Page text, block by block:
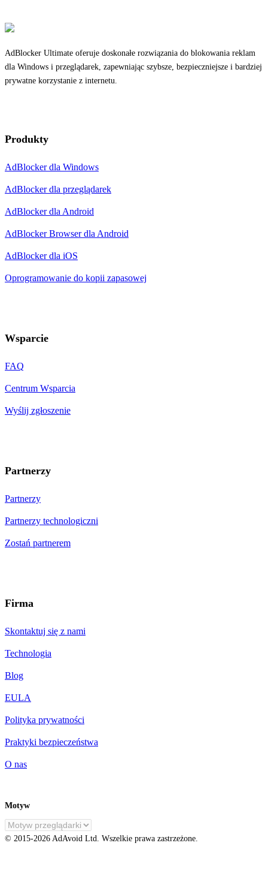
AdBlocker Ultimate oferuje doskonałe rozwiązania do blokowania reklam
dla Windows i przeglądarek, zapewniając szybsze, bezpieczniejsze i bardziej
prywatne korzystanie z internetu.
Produkty
AdBlocker dla Windows
AdBlocker dla przeglądarek
AdBlocker dla Android
AdBlocker Browser dla Android
AdBlocker dla iOS
Oprogramowanie do kopii zapasowej
Wsparcie
FAQ
Centrum Wsparcia
Wyślij zgłoszenie
Partnerzy
Partnerzy
Partnerzy technologiczni
Zostań partnerem
Firma
Skontaktuj się z nami
Technologia
Blog
EULA
Polityka prywatności
Praktyki bezpieczeństwa
O nas
Motyw
© 2015-2026 AdAvoid Ltd. Wszelkie prawa zastrzeżone.